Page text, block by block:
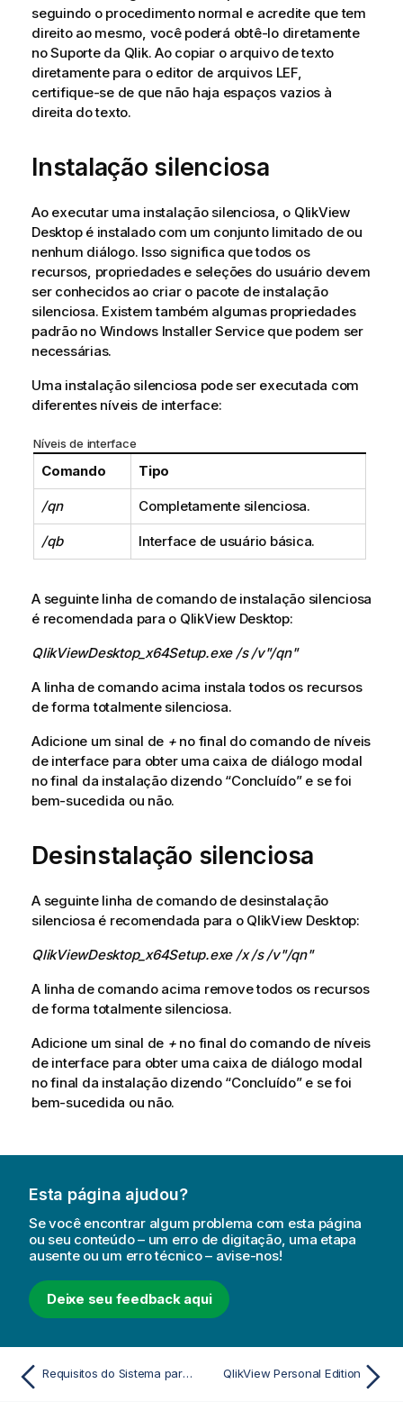
seguindo o procedimento normal e acredite que tem
direito ao mesmo, você poderá obtê-lo diretamente
no Suporte da Qlik. Ao copiar o arquivo de texto
diretamente para o editor de arquivos LEF,
certifique-se de que não haja espaços vazios à
direita do texto.
Instalação silenciosa
Ao executar uma instalação silenciosa, o QlikView
Desktopé instalado com um conjunto limitado de ou
nenhum diálogo. Isso significa que todos os
recursos, propriedades e seleções do usuário devem
ser conhecidos ao criar o pacote de instalação
silenciosa. Existem também algumas propriedades
padrão no Windows Installer Service que podem ser
necessárias.
Uma instalação silenciosa pode ser executada com
diferentes níveis de interface:
Níveis de interface
Comando Tipo
/qn Completamente silenciosa.
/qb Interface de usuário básica.
A seguinte linha de comando de instalação silenciosa
é recomendada para o QlikView Desktop:
QlikViewDesktop_x64Setup.exe /s /v"/qn"
A linha de comando acima instala todos os recursos
de forma totalmente silenciosa.
Adicione um sinal de +no final do comando de níveis
de interface para obter uma caixa de diálogo modal
no final da instalação dizendo “Concluído” e se foi
bem-sucedida ou não.
Desinstalação silenciosa
A seguinte linha de comando de desinstalação
silenciosa é recomendada para o QlikView Desktop:
QlikViewDesktop_x64Setup.exe /x /s /v"/qn"
A linha de comando acima remove todos os recursos
de forma totalmente silenciosa.
Adicione um sinal de +no final do comando de níveis
de interface para obter uma caixa de diálogo modal
no final da instalação dizendo “Concluído” e se foi
bem-sucedida ou não.
Esta página ajudou?
Se você encontrar algum problema com esta página
ou seu conteúdo – um erro de digitação, uma etapa
ausente ou um erro técnico – avise-nos!
Deixe seu feedback aqui
Requisitos do Sistema para QlikView Desktop QlikView Personal Edition